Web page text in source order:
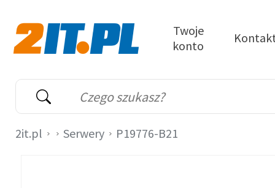
Wyszukiwarka
Słowo kluczowe
Twoje
konto
2it.pl Serwery P19776-B21